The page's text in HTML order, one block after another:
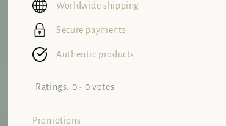
Worldwide shipping
Secure payments
Authentic products
Ratings: 0 -0 votes
Promotions